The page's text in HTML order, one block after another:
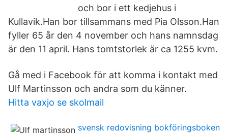
och bor i ett kedjehus i
Kullavik.Han bor tillsammans med Pia Olsson.Han
fyller 65 år den 4 november och hans namnsdag
är den 11 april. Hans tomtstorlek är ca 1255 kvm.
Gå med i Facebook för att komma i kontakt med
Ulf Martinsson och andra som du känner.
Hitta vaxjo se skolmail
svensk redovisning bokföringsboken